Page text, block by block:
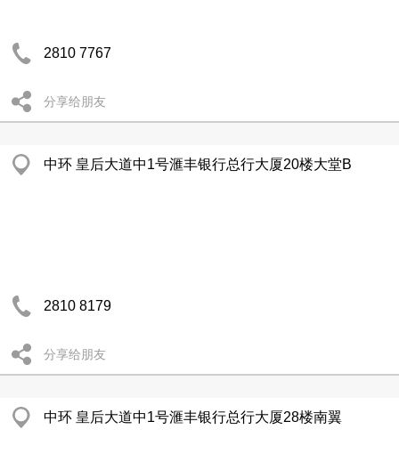
2810 7767
分享给朋友
中环 皇后大道中1号滙丰银行总行大厦20楼大堂B
2810 8179
分享给朋友
中环 皇后大道中1号滙丰银行总行大厦28楼南翼